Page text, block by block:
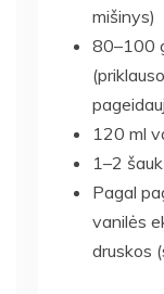
mišinys)
80–100
120 ml
1–2
Pagal
vanilės
druskos